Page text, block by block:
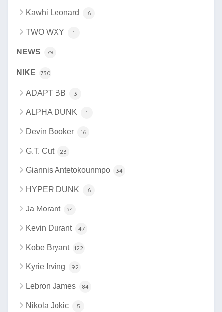
Kawhi Leonard 6
TWO WXY 1
NEWS 79
NIKE 730
ADAPT BB 3
ALPHA DUNK 1
Devin Booker 16
G.T. Cut 23
Giannis Antetokounmpo 34
HYPER DUNK 6
Ja Morant 34
Kevin Durant 47
Kobe Bryant 122
Kyrie Irving 92
Lebron James 84
Nikola Jokic 5